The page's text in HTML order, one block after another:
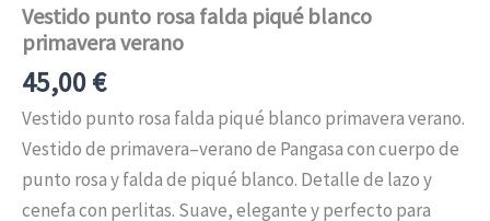
Vestido punto rosa falda piqué blanco
primavera verano
45,00€
Vestido punto rosa falda piqué blanco primavera verano.
Vestido de primavera–verano de Pangasa con cuerpo de
punto rosa y falda de piqué blanco. Detalle de lazo y
cenefa con perlitas. Suave, elegante y perfecto para